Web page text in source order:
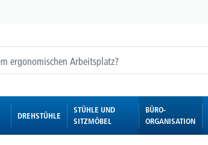
DREHSTÜHLE
STÜHLE UND
SITZMÖBEL
BÜRO-
ORGANISATION